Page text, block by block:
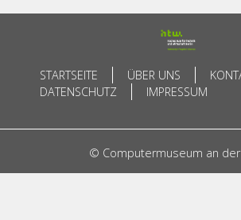
STARTSEITE ÜBER UNS
DATENSCHUTZ
IMPRESSUM
© Computermuseum an der